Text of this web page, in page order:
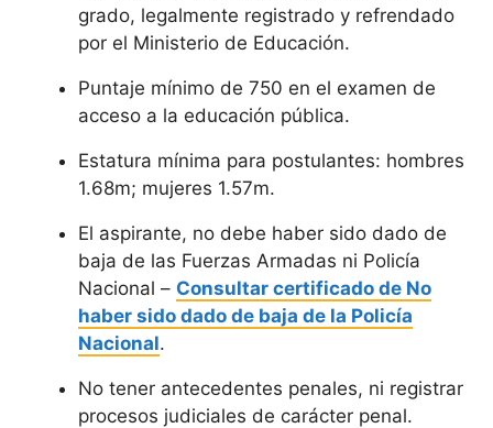
grado, legalmente registrado y refrendado
por el Ministerio de Educación.
Puntaje mínimo de 750 en el examen de
acceso a la educación pública.
Estatura mínima para postulantes: hombres
1.68m; mujeres 1.57m.
El aspirante, no debe haber sido dado de
baja de las Fuerzas Armadas ni Policía
Nacional – Consultar certificado de No
haber sido dado de baja de la Policía
Nacional.
No tener antecedentes penales, ni registrar
procesos judiciales de carácter penal.